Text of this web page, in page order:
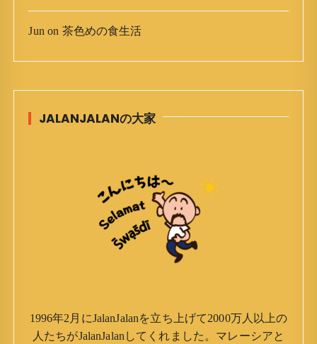
Jun on 茶色めの食生活
JALANJALANの大家
1996年2月にJalanJalanを立ち上げて2000万人以上の
人たちがJalanJalanしてくれました。マレーシアと